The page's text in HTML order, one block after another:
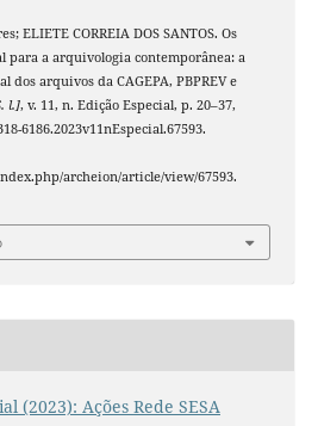
ELIETE CORREIA DOS SANTOS. Os
a arquivologia contemporânea: a
dos arquivos da CAGEPA, PBPREV e
l.], v. 11, n. Edição Especial, p. 20–37,
6186.2023v11nEspecial.67593.
archeion/article/view/67593.
(2023): Ações Rede SESA